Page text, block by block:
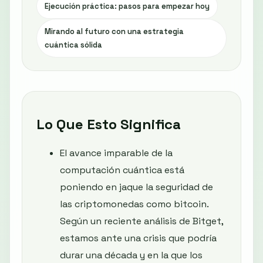
Ejecución práctica: pasos para empezar hoy
Mirando al futuro con una estrategia
cuántica sólida
Lo Que Esto Significa
El avance imparable de la
computación cuántica está
poniendo en jaque la seguridad de
las criptomonedas como bitcoin.
Según un reciente análisis de Bitget,
estamos ante una crisis que podría
durar una década y en la que los